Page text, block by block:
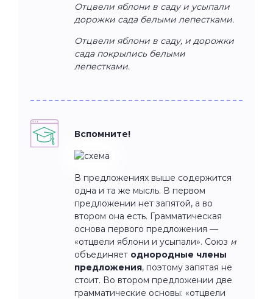
Отцвели яблони в саду и усыпали
дорожки сада белыми лепестками.
Отцвели яблони в саду, и дорожки
сада покрылись белыми
лепестками.
Вспомните!
В предложениях выше содержится
одна и та же мысль. В первом
предложении нет запятой, а во
втором она есть. Грамматическая
основа первого предложения —
«отцвели яблони и усыпали». Союз и
объединяет однородные члены
предложения, поэтому запятая не
стоит. Во втором предложении две
грамматические основы: «отцвели